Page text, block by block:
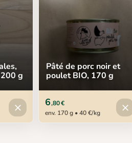
g
close Produit indisponible
Pâté de porc noir et
poulet BIO, 170 g
6,80 €
env. 170 g • 40 €/kg
close